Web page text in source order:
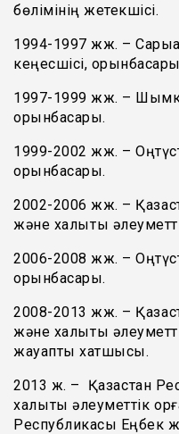
бөлімінің жетекшісі.
1994-1997 жж. –
кеңесшісі,
1997-1999 жж. –
орынбасары.
1999-2002 жж. –
орынбасары.
2002-2006 жж. –
және халықты
2006-2008 жж. –
орынбасары.
2008-2013 жж. –
және халықты
жауапты хатшысы.
2013 ж. – Қазақстан
халықты әлеуметтік
Республикасы Еңбек